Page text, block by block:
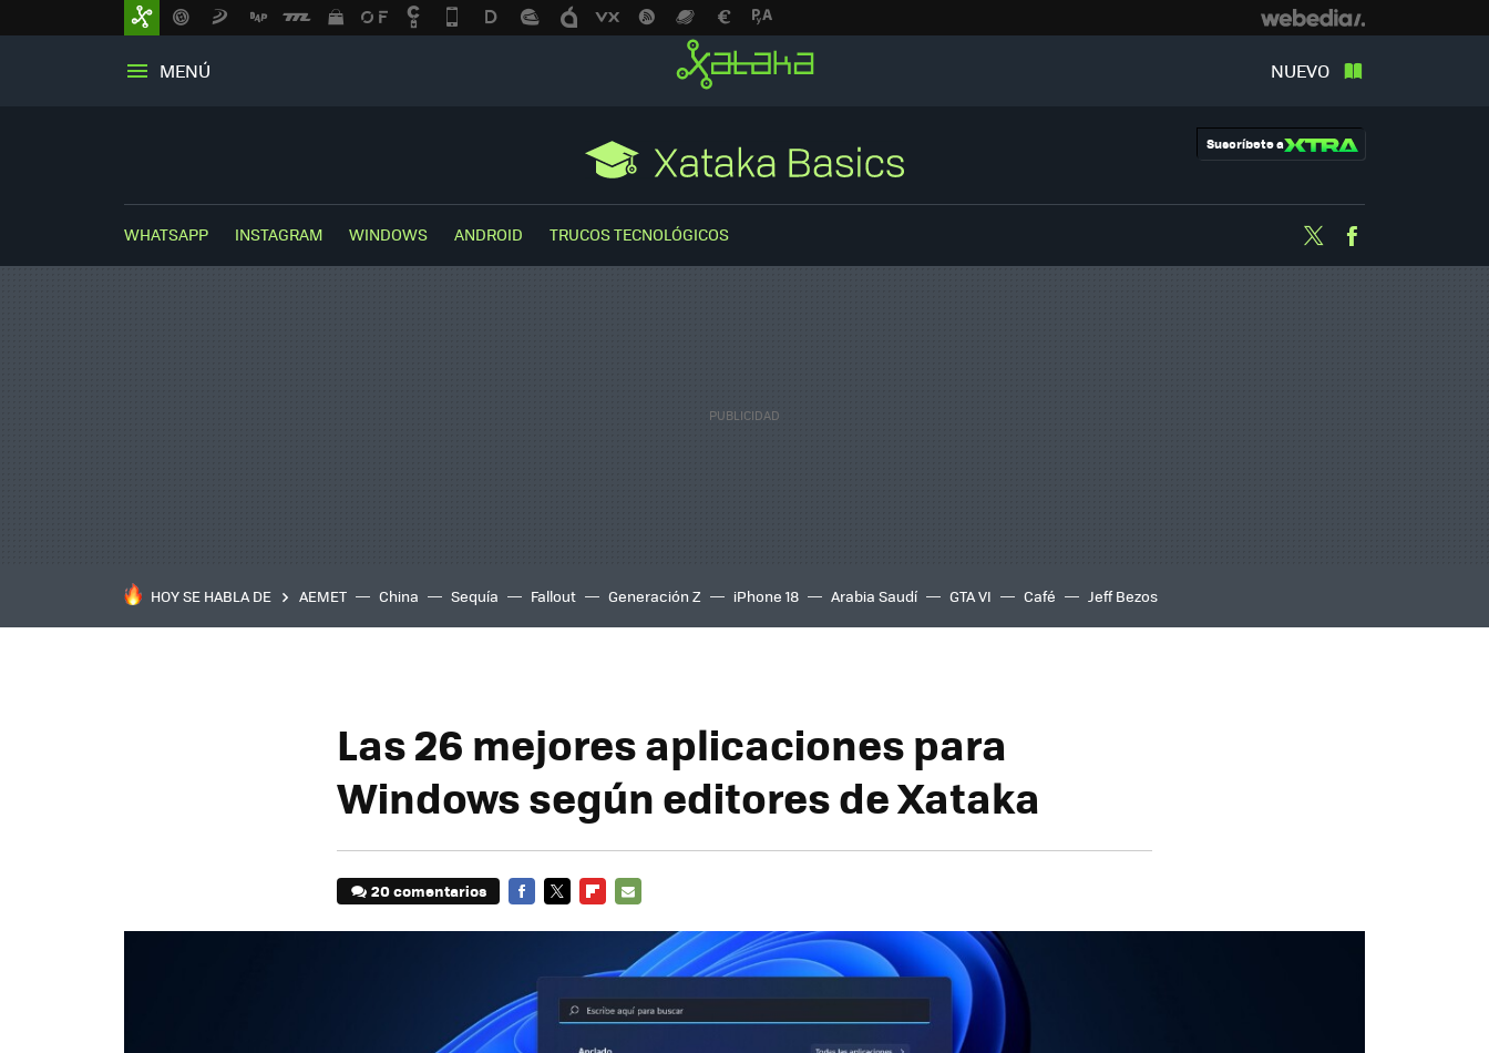
MENÚ NUEVO
Suscríbete a
WHATSAPP INSTAGRAM WINDOWS ANDROID TRUCOS TECNOLÓGICOS Twitter
HOY SE HABLA DE AEMET China Sequía Fallout Generación Z iPhone 18 Arabia Saudí GTA VI Café Jeff Bezos
Las 26 mejores aplicaciones para
Windows según editores de Xataka
20 comentarios